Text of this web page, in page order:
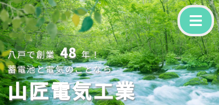
-
八戸で創業 48 年！
蓄電池と電気のことなら
山匠電気工業